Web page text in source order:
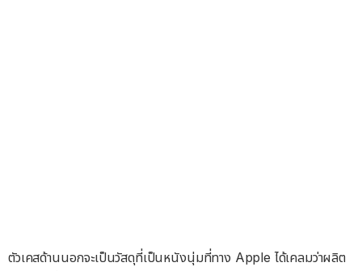
ตัวเคสด้านนอกจะเป็นวัสดุที่เป็นหนังนุ่มที่ทาง Apple ได้เคลมว่าผลิต